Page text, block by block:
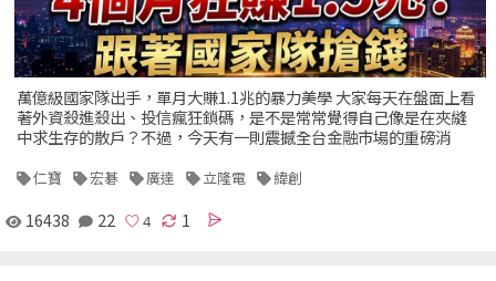
萬億級國家隊出手，單月大賺1.1兆的暴力美學 大家每天在盤面上看
著外資殺進殺出、投信瘋狂鎖碼，是不是常常覺得自己像是在夾縫
中求生存的散戶？不過，今天有一則震撼全台金融市場的重磅消
仁寶 宏碁 廣達 立隆電 緯創
16438 22 1